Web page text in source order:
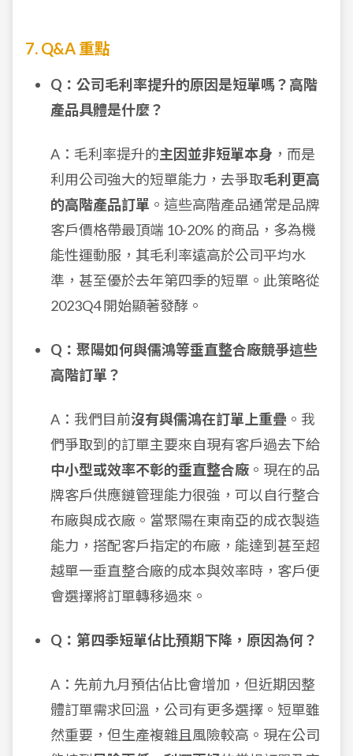
7. Q&A 重點
Q：公司毛利率提升的原因是短單嗎？高階
產品具體是什麼？
A：毛利率提升的主因並非短單本身 ，而是
利用公司強大的短單能力，去爭取毛利更高
的高階產品訂單 。這些高階產品通常是品牌
客戶價格帶最頂端 10-20% 的商品，多為機
能性運動服，其毛利率遠高於公司平均水
準，甚至優於去年第四季的短單。此策略從
2023Q4 開始顯著發酵。
Q：聚陽如何與儒鴻等垂直整合廠競爭這些
高階訂單？
A：我們目前沒有與儒鴻在訂單上重疊 。我
們爭取到的訂單主要來自現有客戶過去下給
中小型或效率不彰的垂直整合廠 。現在的品
牌客戶供應鏈管理能力很強，可以自行整合
布廠與成衣廠。當聚陽在東南亞的成衣製造
能力，搭配客戶指定的布廠，能達到甚至超
越單一垂直整合廠的成本與效率時，客戶便
會選擇將訂單轉移過來。
Q：第四季短單佔比預期下降，原因為何？
A：先前九月預估佔比會增加，但近期因整
體訂單需求回溫，公司有更多選擇。短單雖
然重要，但生產複雜且風險較高。現在公司